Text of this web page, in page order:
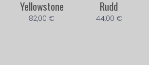
Yellowstone
82,00€
Rudd
44,00 €